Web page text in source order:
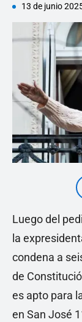
13 de junio
Luego del
la
condena a
de
es apto para
en San José